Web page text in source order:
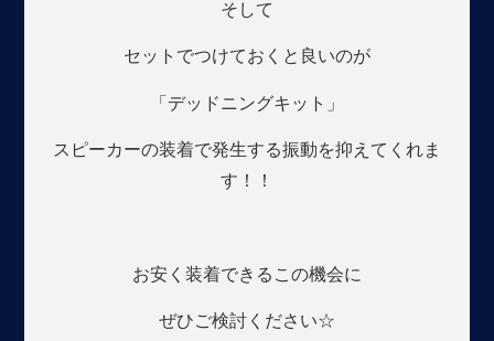
そして
セットでつけておくと良いのが
「デッドニングキット」
スピーカーの装着で発生する振動を抑えてくれま
す！！
お安く装着できるこの機会に
ぜひご検討ください☆